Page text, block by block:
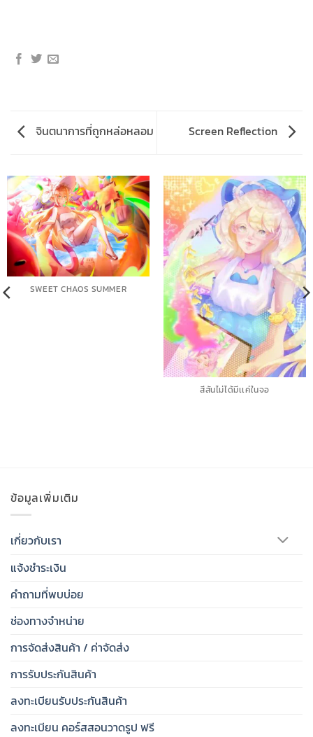
จินตนาการที่ถูกหล่อหลอม Screen Reflection
SWEET CHAOS SUMMER
สีสันไม่ได้มีเเค่ในจอ
ข้อมูลเพิ่มเติม
เกี่ยวกับเรา
แจ้งชำระเงิน
คำถามที่พบบ่อย
ช่องทางจำหน่าย
การจัดส่งสินค้า / ค่าจัดส่ง
การรับประกันสินค้า
ลงทะเบียนรับประกันสินค้า
ลงทะเบียน คอร์สสอนวาดรูป ฟรี